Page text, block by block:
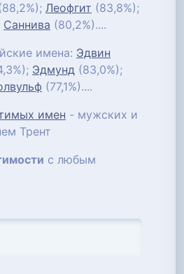
Леофгит (83,8%);
Саннива (80,2%)....
имена: Эдвин
Эдмунд (83,0%);
(77,1%)....
имен - мужских и
Трент
с любым